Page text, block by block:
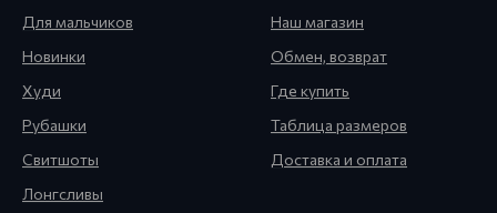
Для мальчиков
Новинки
Худи
Рубашки
Свитшоты
Лонгсливы
Наш магазин
Обмен, возврат
Где купить
Таблица размеров
Доставка и оплата